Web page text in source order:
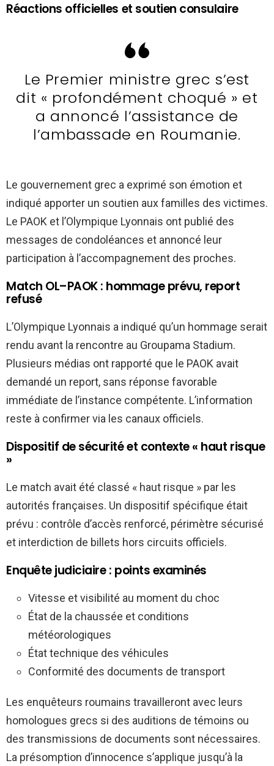
Réactions officielles et soutien consulaire
Le Premier ministre grec s’est
dit « profondément choqué » et
a annoncé l’assistance de
l’ambassade en Roumanie.
Le gouvernement grec a exprimé son émotion et
indiqué apporter un soutien aux familles des victimes.
Le PAOK et l’Olympique Lyonnais ont publié des
messages de condoléances et annoncé leur
participation à l’accompagnement des proches.
Match OL–PAOK : hommage prévu, report
refusé
L’Olympique Lyonnais a indiqué qu’un hommage serait
rendu avant la rencontre au Groupama Stadium.
Plusieurs médias ont rapporté que le PAOK avait
demandé un report, sans réponse favorable
immédiate de l’instance compétente. L’information
reste à confirmer via les canaux officiels.
Dispositif de sécurité et contexte « haut risque
»
Le match avait été classé « haut risque » par les
autorités françaises. Un dispositif spécifique était
prévu : contrôle d’accès renforcé, périmètre sécurisé
et interdiction de billets hors circuits officiels.
Enquête judiciaire : points examinés
Vitesse et visibilité au moment du choc
État de la chaussée et conditions
météorologiques
État technique des véhicules
Conformité des documents de transport
Les enquêteurs roumains travailleront avec leurs
homologues grecs si des auditions de témoins ou
des transmissions de documents sont nécessaires.
La présomption d’innocence s’applique jusqu’à la